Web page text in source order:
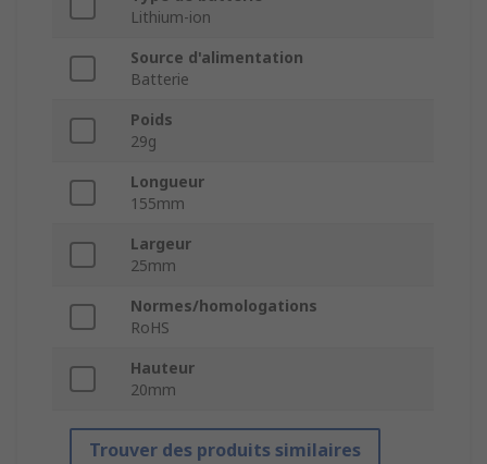
Lithium-ion
Source d'alimentation
Batterie
Poids
29g
Longueur
155mm
Largeur
25mm
Normes/homologations
RoHS
Hauteur
20mm
Trouver des produits similaires